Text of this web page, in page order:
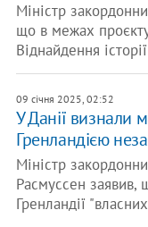
Міністр
що в межах
Віднайдення
09 січня 2025, 02:52
У Данії визнали
Гренландією
Міністр
Расмуссен заявив,
Гренландії